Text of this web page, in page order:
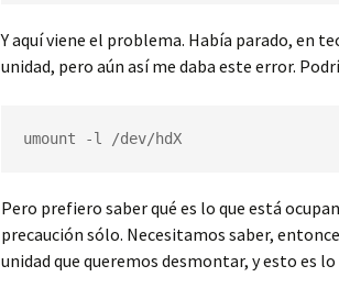
Y aquí viene el problema. Había parado, en
unidad, pero aún así me daba este error.
umount -l /dev/hdX
Pero prefiero saber qué es lo que está
precaución sólo. Necesitamos saber,
unidad que queremos desmontar, y esto es